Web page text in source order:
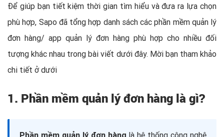
Để giúp bạn tiết kiệm thời gian tìm hiểu và đưa ra lựa chọn
phù hợp, Sapo đã tổng hợp danh sách các phần mềm quản lý
đơn hàng/ app quản lý đơn hàng phù hợp cho nhiều đối
tượng khác nhau trong bài viết dưới đây. Mời bạn tham khảo
chi tiết ở dưới
1. Phần mềm quản lý đơn hàng là gì?
Phần mềm quản lý đơn hàng là hệ thống công nghệ